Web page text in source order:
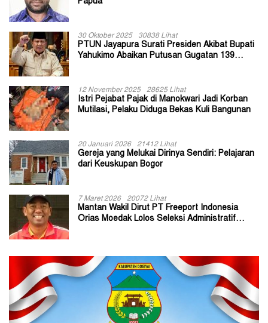
Papua
30 Oktober 2025 30838 Lihat
PTUN Jayapura Surati Presiden Akibat Bupati
Yahukimo Abaikan Putusan Gugatan 139
12 November 2025 28625 Lihat
Istri Pejabat Pajak di Manokwari Jadi Korban
Mutilasi, Pelaku Diduga Bekas Kuli Bangunan
20 Januari 2026 21412 Lihat
Gereja yang Melukai Dirinya Sendiri: Pelajaran
dari Keuskupan Bogor
7 Maret 2026 20072 Lihat
Mantan Wakil Dirut PT Freeport Indonesia
Orias Moedak Lolos Seleksi Administratif